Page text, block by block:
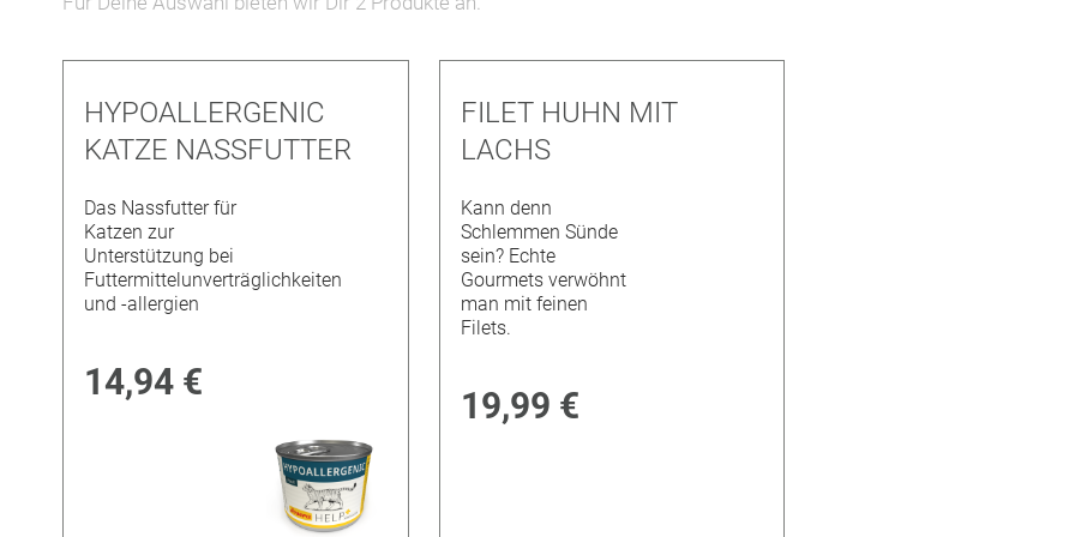
HYPOALLERGENIC
KATZE NASSFUTTER
Das Nassfutter für
Katzen zur
Unterstützung bei
Futtermittelunverträglichkeiten
und -allergien
14,94 €
FILET HUHN MIT
LACHS
Kann denn
Schlemmen Sünde
sein? Echte
Gourmets verwöhnt
man mit feinen
Filets.
19,99 €